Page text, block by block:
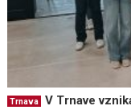
Trnava
V Trnave